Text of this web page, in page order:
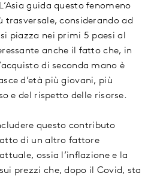
guida questo fenomeno
trasversale, considerando ad
piazza nei primi 5 paesi al
anche il fatto che, in
di seconda mano è
d’età più giovani, più
e del rispetto delle risorse.
questo contributo
di un altro fattore
ossia l’inflazione e la
prezzi che, dopo il Covid, sta